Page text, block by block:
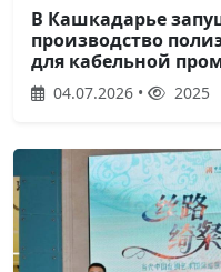
В Кашкадарье
производство
для кабельной
04.07.2026 • 2025